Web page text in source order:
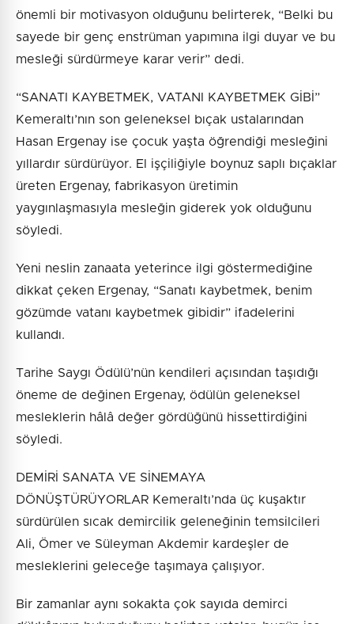
önemli bir motivasyon olduğunu belirterek, “Belki bu
sayede bir genç enstrüman yapımına ilgi duyar ve bu
mesleği sürdürmeye karar verir” dedi.
“SANATI KAYBETMEK, VATANI KAYBETMEK GİBİ”
Kemeraltı’nın son geleneksel bıçak ustalarından
Hasan Ergenay ise çocuk yaşta öğrendiği mesleğini
yıllardır sürdürüyor. El işçiliğiyle boynuz saplı bıçaklar
üreten Ergenay, fabrikasyon üretimin
yaygınlaşmasıyla mesleğin giderek yok olduğunu
söyledi.
Yeni neslin zanaata yeterince ilgi göstermediğine
dikkat çeken Ergenay, “Sanatı kaybetmek, benim
gözümde vatanı kaybetmek gibidir” ifadelerini
kullandı.
Tarihe Saygı Ödülü’nün kendileri açısından taşıdığı
öneme de değinen Ergenay, ödülün geleneksel
mesleklerin hâlâ değer gördüğünü hissettirdiğini
söyledi.
DEMİRİ SANATA VE SİNEMAYA
DÖNÜŞTÜRÜYORLAR Kemeraltı’nda üç kuşaktır
sürdürülen sıcak demircilik geleneğinin temsilcileri
Ali, Ömer ve Süleyman Akdemir kardeşler de
mesleklerini geleceğe taşımaya çalışıyor.
Bir zamanlar aynı sokakta çok sayıda demirci